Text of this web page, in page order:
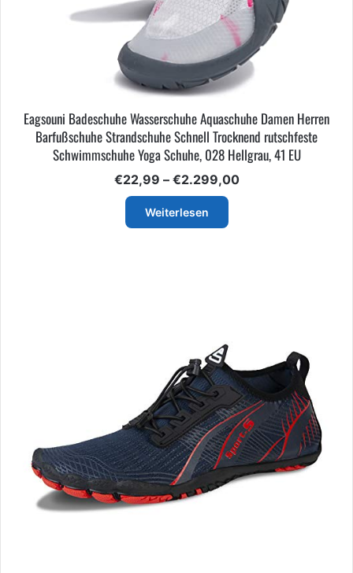
Eagsouni Badeschuhe Wasserschuhe Aquaschuhe Damen Herren
Barfußschuhe Strandschuhe Schnell Trocknend rutschfeste
Schwimmschuhe Yoga Schuhe, 028 Hellgrau, 41 EU
€22,99 – €2.299,00Preisspanne:
Weiterlesen